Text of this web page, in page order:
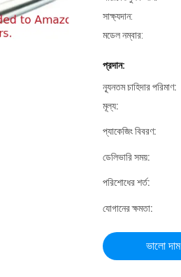
সাক্ষ্যদান:
মডেল নম্বার:
প্রদান:
ন্যূনতম চাহিদার পরিমাণ:
মূল্য:
প্যাকেজিং বিবরণ:
ডেলিভারি সময়:
পরিশোধের শর্ত:
যোগানের ক্ষমতা:
ভালো দাম